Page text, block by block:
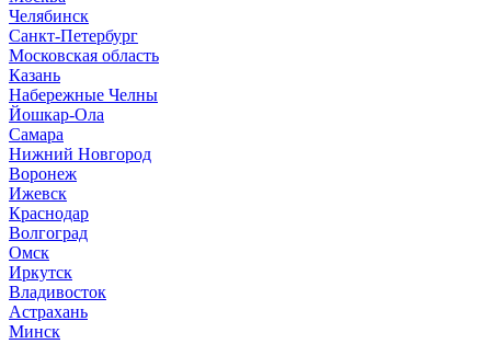
Челябинск
Санкт-Петербург
Московская область
Казань
Набережные Челны
Йошкар-Ола
Самара
Нижний Новгород
Воронеж
Ижевск
Краснодар
Волгоград
Омск
Иркутск
Владивосток
Астрахань
Минск